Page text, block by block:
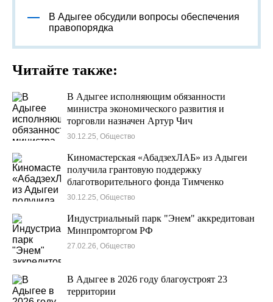
В Адыгее обсудили вопросы обеспечения
правопорядка
Читайте также:
В Адыгее исполняющим обязанности
министра экономического развития и
торговли назначен Артур Чич
30.12.25, Общество
Киномастерская «АбадзехЛАБ» из Адыгеи
получила грантовую поддержку
благотворительного фонда Тимченко
30.12.25, Общество
Индустриальный парк "Энем" аккредитован
Минпромторгом РФ
27.02.26, Общество
В Адыгее в 2026 году благоустроят 23
территории